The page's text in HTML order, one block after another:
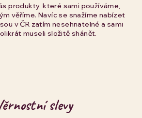
produkty, které sami používáme,
věříme. Navíc se snažíme nabízet
v ČR zatím nesehnatelné a sami
museli složitě shánět.
slevy